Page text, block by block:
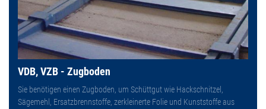
VDB, VZB - Zugboden
Sie benötigen einen Zugboden, um Schüttgut wie Hackschnitzel,
Sägemehl, Ersatzbrennstoffe, zerkleinerte Folie und Kunststoffe aus